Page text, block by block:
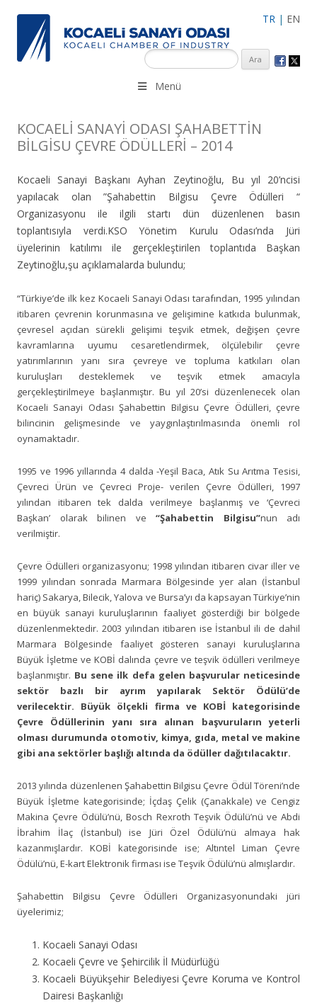
TR | EN
KSO 3500’ü aşkın sanayi kuruluşuna uzman çalışanları ile İzmit
Merkez, Çayırova, Dilovası, Gebze ve İMES OSB’deki ofisleri ile
Menü
KOCAELİ SANAYİ ODASI ŞAHABETTİN
BİLGİSU ÇEVRE ÖDÜLLERİ – 2014
Kocaeli Sanayi Başkanı Ayhan Zeytinoğlu, Bu yıl 20’ncisi
yapılacak olan ”Şahabettin Bilgisu Çevre Ödülleri “
Organizasyonu ile ilgili startı dün düzenlenen basın
toplantısıyla verdi.KSO Yönetim Kurulu Odası’nda Jüri
üyelerinin katılımı ile gerçekleştirilen toplantıda Başkan
Zeytinoğlu,şu açıklamalarda bulundu;
“Türkiye’de ilk kez Kocaeli Sanayi Odası tarafından, 1995 yılından
itibaren çevrenin korunmasına ve gelişimine katkıda bulunmak,
çevresel açıdan sürekli gelişimi teşvik etmek, değişen çevre
kavramlarına uyumu cesaretlendirmek, ölçülebilir çevre
yatırımlarının yanı sıra çevreye ve topluma katkıları olan
kuruluşları desteklemek ve teşvik etmek amacıyla
gerçekleştirilmeye başlanmıştır. Bu yıl 20’si düzenlenecek olan
Kocaeli Sanayi Odası Şahabettin Bilgisu Çevre Ödülleri, çevre
bilincinin gelişmesinde ve yaygınlaştırılmasında önemli rol
oynamaktadır.
1995 ve 1996 yıllarında 4 dalda -Yeşil Baca, Atık Su Arıtma Tesisi,
Çevreci Ürün ve Çevreci Proje- verilen Çevre Ödülleri, 1997
yılından itibaren tek dalda verilmeye başlanmış ve ‘Çevreci
Başkan’ olarak bilinen ve “Şahabettin Bilgisu”nun adı
verilmiştir.
Çevre Ödülleri organizasyonu; 1998 yılından itibaren civar iller ve
1999 yılından sonrada Marmara Bölgesinde yer alan (İstanbul
hariç) Sakarya, Bilecik, Yalova ve Bursa’yı da kapsayan Türkiye’nin
en büyük sanayi kuruluşlarının faaliyet gösterdiği bir bölgede
düzenlenmektedir. 2003 yılından itibaren ise İstanbul ili de dahil
Marmara Bölgesinde faaliyet gösteren sanayi kuruluşlarına
Büyük İşletme ve KOBİ dalında çevre ve teşvik ödülleri verilmeye
başlanmıştır. Bu sene ilk defa gelen başvurular neticesinde
sektör bazlı bir ayrım yapılarak Sektör Ödülü’de
verilecektir. Büyük ölçekli firma ve KOBİ kategorisinde
Çevre Ödüllerinin yanı sıra alınan başvuruların yeterli
olması durumunda otomotiv, kimya, gıda, metal ve makine
gibi ana sektörler başlığı altında da ödüller dağıtılacaktır.
2013 yılında düzenlenen Şahabettin Bilgisu Çevre Ödül Töreni’nde
Büyük İşletme kategorisinde; İçdaş Çelik (Çanakkale) ve Cengiz
Makina Çevre Ödülü’nü, Bosch Rexroth Teşvik Ödülü’nü ve Abdi
İbrahim İlaç (İstanbul) ise Jüri Özel Ödülü’nü almaya hak
kazanmışlardır. KOBİ kategorisinde ise; Altıntel Liman Çevre
Ödülü’nü, E-kart Elektronik firması ise Teşvik Ödülü’nü almışlardır.
Şahabettin Bilgisu Çevre Ödülleri Organizasyonundaki jüri
üyelerimiz;
Kocaeli Sanayi Odası
Kocaeli Çevre ve Şehircilik İl Müdürlüğü
Kocaeli Büyükşehir Belediyesi Çevre Koruma ve Kontrol
Dairesi Başkanlığı